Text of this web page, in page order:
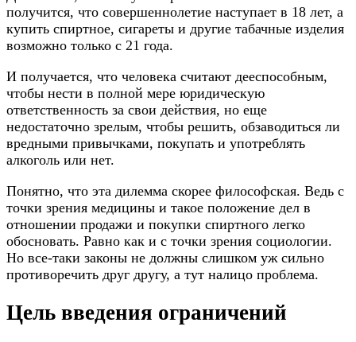
получится, что совершеннолетие наступает в 18 лет, а
купить спиртное, сигареты и другие табачные изделия
возможно только с 21 года.
И получается, что человека считают дееспособным,
чтобы нести в полной мере юридическую
ответственность за свои действия, но еще
недостаточно зрелым, чтобы решить, обзаводиться ли
вредными привычками, покупать и употреблять
алкоголь или нет.
Понятно, что эта дилемма скорее философская. Ведь с
точки зрения медицины и такое положение дел в
отношении продажи и покупки спиртного легко
обосновать. Равно как и с точки зрения социологии.
Но все-таки законы не должны слишком уж сильно
противоречить друг другу, а тут налицо проблема.
Цель введения ограничений